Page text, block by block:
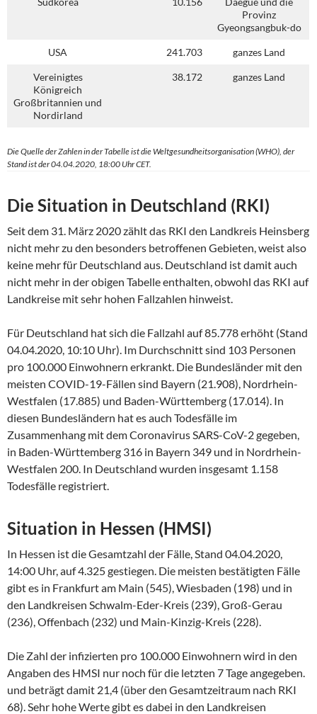
Provinz
Gyeongsangbuk-do
USA 241.703 ganzes Land
Vereinigtes
Königreich
Großbritannien und
Nordirland
38.172 ganzes Land
Die Quelle der Zahlen in der Tabelle ist die Weltgesundheitsorganisation (WHO), der
Stand ist der 04.04.2020, 18:00 Uhr CET.
Die Situation in Deutschland (RKI)
Seit dem 31. März 2020 zählt das RKI den Landkreis Heinsberg
nicht mehr zu den besonders betroffenen Gebieten, weist also
keine mehr für Deutschland aus. Deutschland ist damit auch
nicht mehr in der obigen Tabelle enthalten, obwohl das RKI auf
Landkreise mit sehr hohen Fallzahlen hinweist.
Für Deutschland hat sich die Fallzahl auf 85.778 erhöht (Stand
04.04.2020, 10:10 Uhr). Im Durchschnitt sind 103 Personen
pro 100.000 Einwohnern erkrankt. Die Bundesländer mit den
meisten COVID-19-Fällen sind Bayern (21.908), Nordrhein-
Westfalen (17.885) und Baden-Württemberg (17.014). In
diesen Bundesländern hat es auch Todesfälle im
Zusammenhang mit dem Coronavirus SARS-CoV-2 gegeben,
in Baden-Württemberg 316 in Bayern 349 und in Nordrhein-
Westfalen 200. In Deutschland wurden insgesamt 1.158
Todesfälle registriert.
Situation in Hessen (HMSI)
In Hessen ist die Gesamtzahl der Fälle, Stand 04.04.2020,
14:00 Uhr, auf 4.325 gestiegen. Die meisten bestätigten Fälle
gibt es in Frankfurt am Main (545), Wiesbaden (198) und in
den Landkreisen Schwalm-Eder-Kreis (239), Groß-Gerau
(236), Offenbach (232) und Main-Kinzig-Kreis (228).
Die Zahl der infizierten pro 100.000 Einwohnern wird in den
Angaben des HMSI nur noch für die letzten 7 Tage angegeben.
und beträgt damit 21,4 (über den Gesamtzeitraum nach RKI
68). Sehr hohe Werte gibt es dabei in den Landkreisen